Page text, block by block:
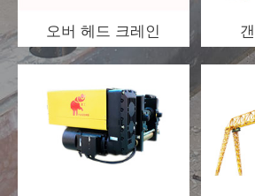
오버 헤드 크레인